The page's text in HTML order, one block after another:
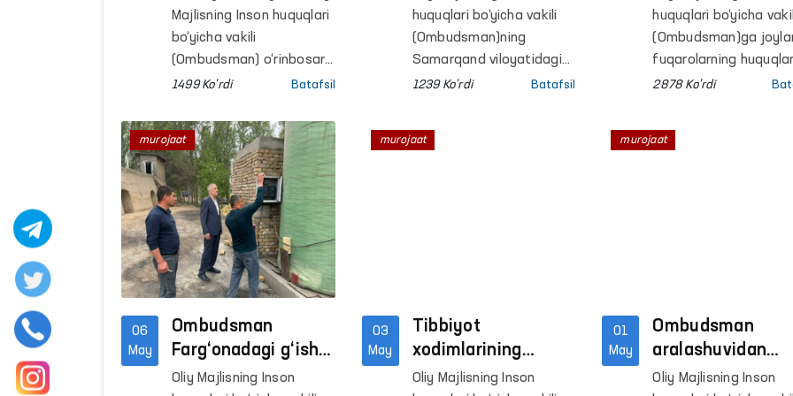
fuqarolar qabuli
o‘tkazildi
Majlisning Inson huquqlari
bo‘yicha vakili
(Ombudsman) o‘rinbosari
Bekzod Narimanov
fuqarolar qabuli bo‘lib
o‘tdi.
1499 Ko'rdi Batafsil
huquqlari bo‘yicha vakili
(Ombudsman)ning
Samarqand viloyatidagi
mintaqaviy vakili
joyiga chiqib o‘rganish
1239 Ko'rdi Batafsil
buzilgan
tiklandi
huquqlari bo‘yicha
(Ombudsman)ga
fuqarolarning
buzilayotgani
tezkor o‘rganilib,
2878 Ko'rdi
06
May
Ombudsman
Farg‘onadagi g‘isht
zavodlarini ekologik
Oliy Majlisning Inson
murojaat
03
May
Tibbiyot
xodimlarining
mehnat huquqlarini
Oliy Majlisning Inson
murojaat
01
May
Ombudsman
aralashuvidan
so‘ng, sug‘urta
Oliy Majlisning Inson
murojaat